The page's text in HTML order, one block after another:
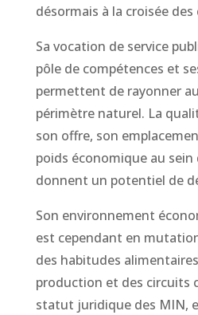
désormais à la croisée des
Sa vocation de service
pôle de compétences et
permettent de rayonner
périmètre naturel. La
son offre, son
poids économique au
donnent un potentiel de
Son environnement
est cependant en
des habitudes
production et des circuits
statut juridique des MIN,